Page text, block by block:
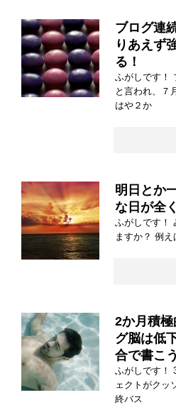
ブログ連
りあえず
る！
ふがしです！
と言われ、７
はや２か
明日とか
な日が全
ふがしです！
ますか？ 例
2か月積
グ脳は低
合で書こ
ふがしです！
ェクトがクッ
終バス